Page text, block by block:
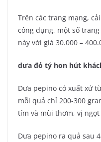
Trên các trang mạng,
công dụng, một số
này với giá 30.000 –
dưa đỏ tý hon hút
Dưa pepino có xuất xứ
mỗi quả chỉ 200-300
tím và mùi thơm, vị
Dưa pepino ra quả sau